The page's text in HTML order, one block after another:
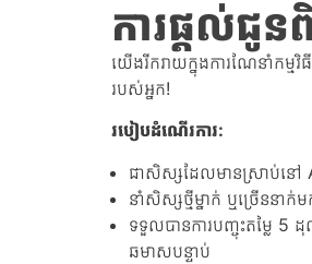
ការផ្តល់ជូន
យើងរីករាយក្នុងការណែនាំកម្ម
របស់អ្នក!
របៀបដំណើរការ:
ជាសិស្សដែលមានស្រាប់នៅ
នាំសិស្សថ្មីម្នាក់ ឬច្រើននា
ទទួលបានការបញ្ចុះតម្លៃ 5
ឆមាសបន្ទាប់